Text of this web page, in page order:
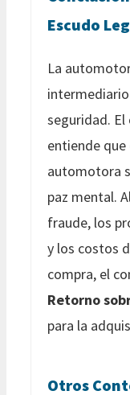
Escudo
La
seguridad.
entiende
automotora
paz mental.
fraude, los
y los costos
compra, el
Retorno
para la
Otros